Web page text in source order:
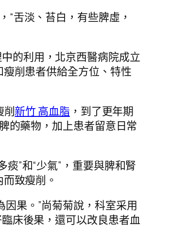
“舌淡、苔白，有些脾虛，
的利用，北京西醫病院成立
削患者供給全方位、特性
削新竹 高血脂 ，到了更年期
的藥物，加上患者留意日常
”和“少氣”，重要與脾和腎
致瘦削。
果。”尚菊菊說，科室采用
床後果，還可以改良患者血